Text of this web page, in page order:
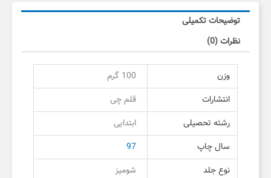
توضیحات تکمیلی
نظرات (0)
وزن
100 گرم
انتشارات
قلم چی
رشته تحصیلی
ابتدایی
سال چاپ
97
نوع جلد
شومیز